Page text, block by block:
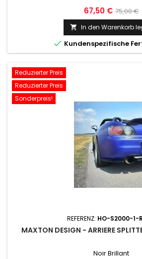
Preis
67,50 € Normaler
Preis
75,00 €
 In den Warenkorb
 Kundenspezifische
Reduzierter Preis
Reduzierter Preis
Sonderpreis!
REFERENZ: HO-S2000-1-
MAXTON DESIGN - ARRIERE
Noir Brillant